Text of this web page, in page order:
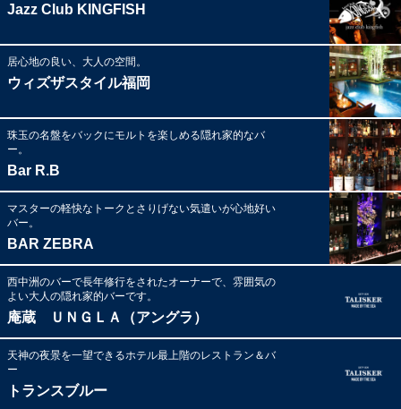
Jazz Club KINGFISH
居心地の良い、大人の空間。
ウィズザスタイル福岡
珠玉の名盤をバックにモルトを楽しめる隠れ家的なバ
ー。
Bar R.B
マスターの軽快なトークとさりげない気遣いが心地好い
バー。
BAR ZEBRA
西中洲のバーで長年修行をされたオーナーで、雰囲気の
よい大人の隠れ家的バーです。
庵蔵 ＵＮＧＬＡ（アングラ）
天神の夜景を一望できるホテル最上階のレストラン＆バ
ー
トランスブルー